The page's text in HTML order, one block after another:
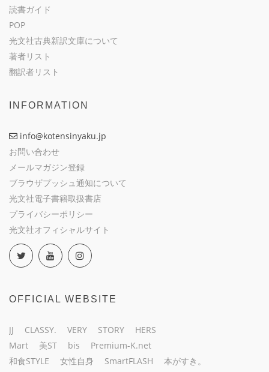
読書ガイド
POP
光文社古典新訳文庫について
著者リスト
翻訳者リスト
INFORMATION
info@kotensinyaku.jp
お問い合わせ
メールマガジン登録
ブラウザプッシュ通知について
光文社電子書籍取扱書店
プライバシーポリシー
光文社オフィシャルサイト
OFFICIAL WEBSITE
JJ CLASSY. VERY STORY
HERS
Mart
美ST bis
Premium-K.net
和食STYLE
女性自身 SmartFLASH
本がすき。